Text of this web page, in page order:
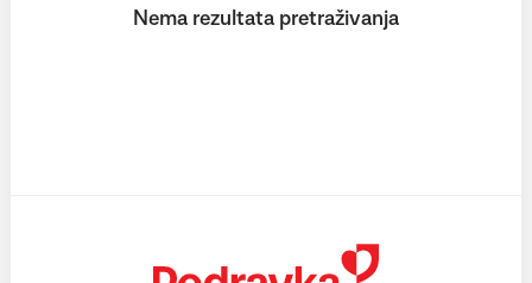
Nema rezultata pretraživanja